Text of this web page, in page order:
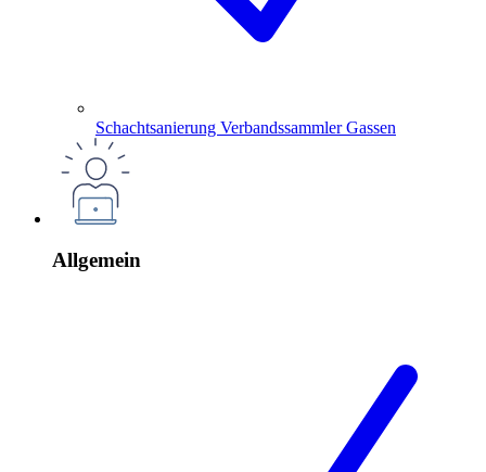
Schachtsanierung Verbandssammler Gassen
Allgemein